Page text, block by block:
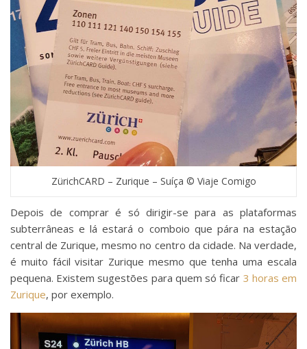
ZürichCARD – Zurique – Suíça © Viaje Comigo
Depois de comprar é só dirigir-se para as plataformas
subterrâneas e lá estará o comboio que pára na estação
central de Zurique, mesmo no centro da cidade. Na verdade,
é muito fácil visitar Zurique mesmo que tenha uma escala
pequena. Existem sugestões para quem só ficar 3 horas em
Zurique, por exemplo.